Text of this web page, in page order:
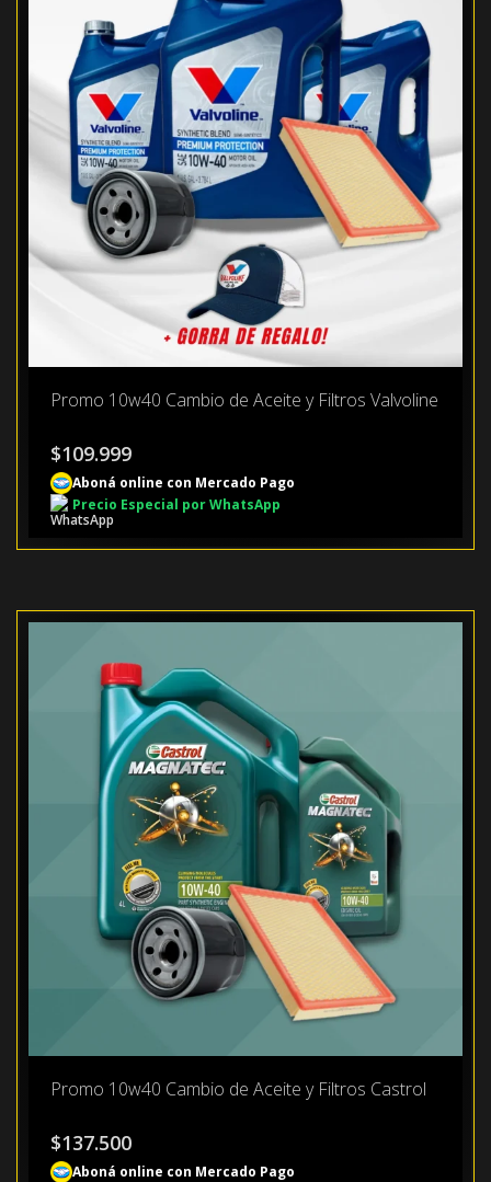
Promo 10w40 Cambio de Aceite y Filtros Valvoline
$109.999
Aboná online con Mercado Pago
Precio Especial por WhatsApp
Promo 10w40 Cambio de Aceite y Filtros Castrol
$137.500
Aboná online con Mercado Pago